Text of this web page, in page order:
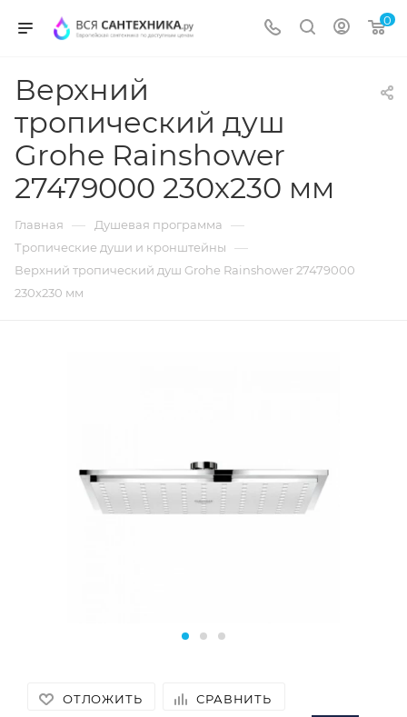
0
Верхний
тропический душ
Grohe Rainshower
27479000 230х230 мм
Главная — Душевая программа —
Тропические души и кронштейны —
Верхний тропический душ Grohe Rainshower 27479000
230х230 мм
ОТЛОЖИТЬ СРАВНИТЬ